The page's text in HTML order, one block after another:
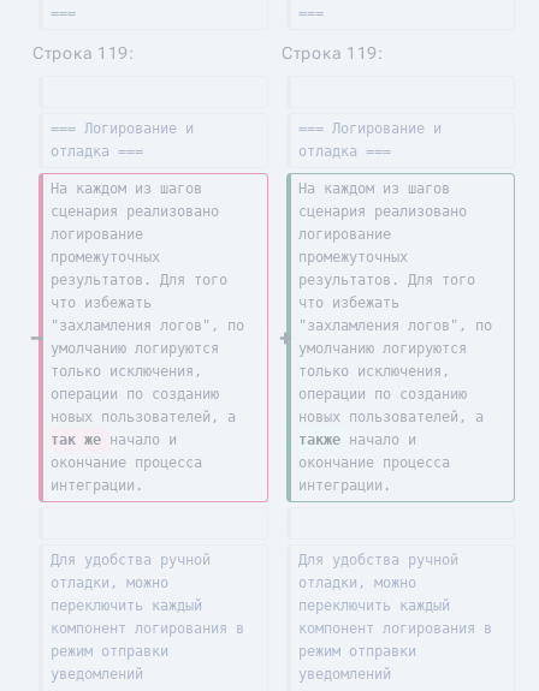
===
===
Строка 119: Строка 119:
=== Логирование и
отладка ===
=== Логирование и
отладка ===
На каждом из шагов
сценария реализовано
логирование
промежуточных
результатов. Для того
что избежать
"захламления логов", по
умолчанию логируются
только исключения,
операции по созданию
новых пользователей, а
так же начало и
окончание процесса
интеграции.
На каждом из шагов
сценария реализовано
логирование
промежуточных
результатов. Для того
что избежать
"захламления логов", по
умолчанию логируются
только исключения,
операции по созданию
новых пользователей, а
также начало и
окончание процесса
интеграции.
Для удобства ручной
отладки, можно
переключить каждый
компонент логирования в
режим отправки
уведомлений
Для удобства ручной
отладки, можно
переключить каждый
компонент логирования в
режим отправки
уведомлений